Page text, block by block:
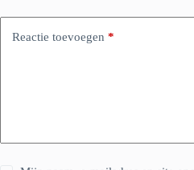
Reactie toevoegen *